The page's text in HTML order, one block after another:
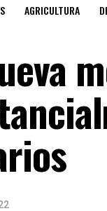
AGRICULTURA